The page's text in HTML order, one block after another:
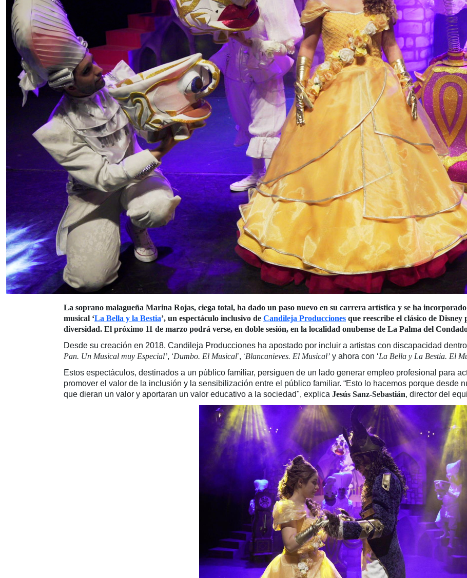
La soprano malagueña Marina Rojas, ciega total, ha dado un paso nuevo en su carrera artística y se ha
musical ‘La Bella y la Bestia’, un espectáculo inclusivo de Candileja Producciones que reescribe el clásico de
diversidad. El próximo 11 de marzo podrá verse, en doble sesión, en la localidad onubense de La Palma del
Desde su creación en 2018, Candileja Producciones ha apostado por incluir a artistas con discapacidad
Pan. Un Musical muy Especial’, ‘Dumbo. El Musical’, ‘Blancanieves. El Musical’ y ahora con ‘La Bella y La Bestia. El
Estos espectáculos, destinados a un público familiar, persiguen de un lado generar empleo profesional para
promover el valor de la inclusión y la sensibilización entre el público familiar. “Esto lo hacemos porque desde
que dieran un valor y aportaran un valor educativo a la sociedad", explica Jesús Sanz-Sebastián, director del